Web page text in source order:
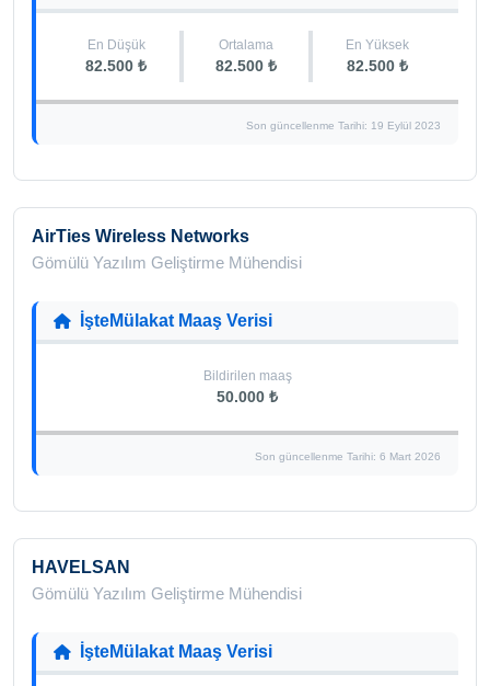
En Düşük
82.500 ₺
Ortalama
82.500 ₺
En Yüksek
82.500 ₺
Son güncellenme Tarihi: 19 Eylül 2023
AirTies Wireless Networks
Gömülü Yazılım Geliştirme Mühendisi
İşteMülakat Maaş Verisi
Bildirilen maaş
50.000 ₺
Son güncellenme Tarihi: 6 Mart 2026
HAVELSAN
Gömülü Yazılım Geliştirme Mühendisi
İşteMülakat Maaş Verisi